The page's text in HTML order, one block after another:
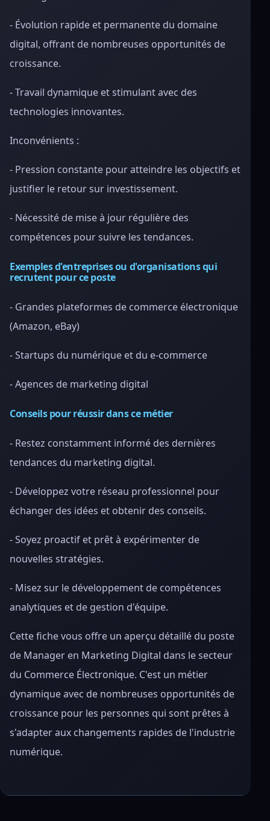
- Évolution rapide et permanente du domaine
digital, offrant de nombreuses opportunités de
croissance.
- Travail dynamique et stimulant avec des
technologies innovantes.
Inconvénients :
- Pression constante pour atteindre les objectifs et
justifier le retour sur investissement.
- Nécessité de mise à jour régulière des
compétences pour suivre les tendances.
Exemples d'entreprises ou d'organisations qui
recrutent pour ce poste
- Grandes plateformes de commerce électronique
(Amazon, eBay)
- Startups du numérique et du e-commerce
- Agences de marketing digital
Conseils pour réussir dans ce métier
- Restez constamment informé des dernières
tendances du marketing digital.
- Développez votre réseau professionnel pour
échanger des idées et obtenir des conseils.
- Soyez proactif et prêt à expérimenter de
nouvelles stratégies.
- Misez sur le développement de compétences
analytiques et de gestion d'équipe.
Cette fiche vous offre un aperçu détaillé du poste
de Manager en Marketing Digital dans le secteur
du Commerce Électronique. C'est un métier
dynamique avec de nombreuses opportunités de
croissance pour les personnes qui sont prêtes à
s'adapter aux changements rapides de l'industrie
numérique.